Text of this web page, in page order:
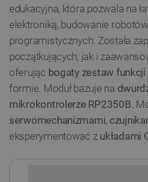
edukacyjna, która pozwala na
elektroniką, budowanie
programistycznych. Została
początkujących, jak i
oferując bogaty zestaw funkcji
formie. Moduł bazuje na
mikrokontrolerze RP2350B.
serwomechanizmami,
eksperymentować z układami